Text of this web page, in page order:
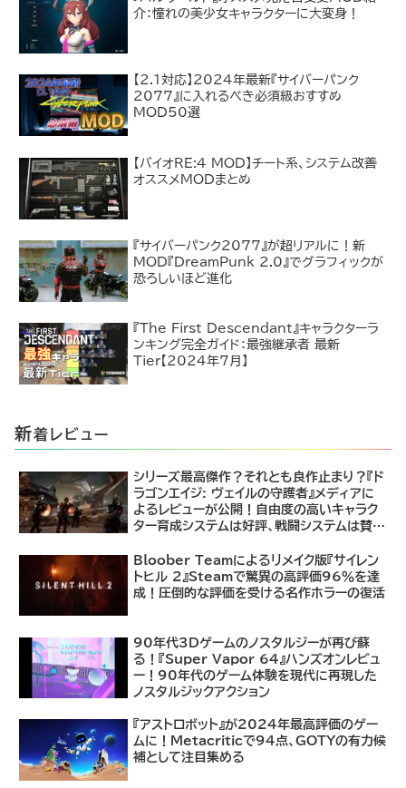
介：憧れの美少女キャラクターに大変身！
【2.1対応】2024年最新『サイバーパンク
2077』に入れるべき必須級おすすめ
MOD50選
【バイオRE:4 MOD】チート系、システム改善
オススメMODまとめ
『サイバーパンク2077』が超リアルに！新
MOD『DreamPunk 2.0』でグラフィックが
恐ろしいほど進化
『The First Descendant』キャラクターラ
ンキング完全ガイド：最強継承者 最新
Tier【2024年7月】
新着レビュー
シリーズ最高傑作？それとも良作止まり？『ド
ラゴンエイジ: ヴェイルの守護者』メディアに
よるレビューが公開！自由度の高いキャラク
ター育成システムは好評、戦闘システムは賛否
Bloober Teamによるリメイク版『サイレン
トヒル 2』Steamで驚異の高評価96％を達
成！圧倒的な評価を受ける名作ホラーの復活
90年代3Dゲームのノスタルジーが再び蘇
る！『Super Vapor 64』ハンズオンレビュ
ー！90年代のゲーム体験を現代に再現した
ノスタルジックアクション
『アストロボット』が2024年最高評価のゲー
ムに！Metacriticで94点、GOTYの有力候
補として注目集める